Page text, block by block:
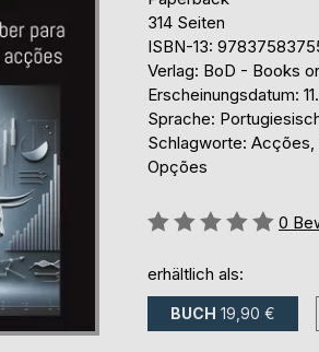
314 Seiten
ISBN-13:
Verlag: BoD - Books
Erscheinungsdatum:
Sprache:
Schlagworte:
Opções
Bewertung::
0
erhältlich als:
BUCH 19,90 €